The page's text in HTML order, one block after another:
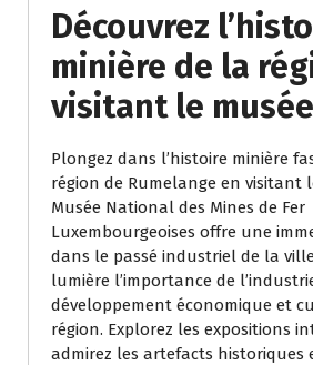
Découvrez
minière de la
visitant le
Plongez dans l’histoire minière
région de Rumelange en visitant
Musée National des Mines de Fer
Luxembourgeoises offre une
dans le passé industriel de la
lumière l’importance de
développement économique et
région. Explorez les expositions
admirez les artefacts historiques